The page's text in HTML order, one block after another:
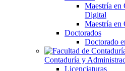
Maestría en
Digital
Maestría en
Doctorados
Doctorado
Contaduría y
Licenciaturas